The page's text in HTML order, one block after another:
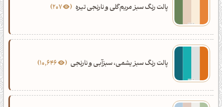
پالت رنگ سبز مریم‌گلی و نارنجی تیره 207
پالت رنگ سبز یشمی، سبزآبی و نارنجی